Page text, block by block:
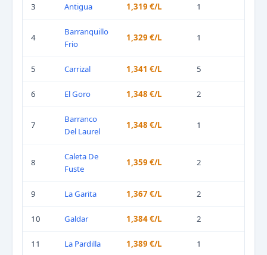
3 Antigua 1,319 €/L 1
4
Barranquillo
Frio
1,329 €/L 1
5 Carrizal 1,341 €/L 5
6 El Goro 1,348 €/L 2
7
Barranco
Del Laurel
1,348 €/L 1
8
Caleta De
Fuste
1,359 €/L 2
9 La Garita 1,367 €/L 2
10 Galdar 1,384 €/L 2
11 La Pardilla 1,389 €/L 1